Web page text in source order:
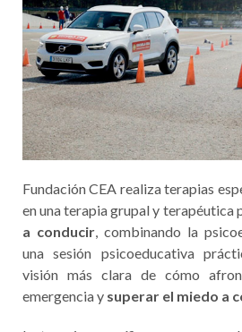
Fundación CEA realiza terapias
en una terapia grupal y terapéutica
a conducir, combinando la
una sesión psicoeducativa
visión más clara de cómo
emergencia y superar el miedo a